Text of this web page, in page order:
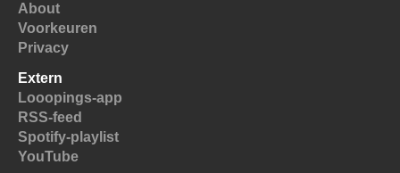
About
Voorkeuren
Privacy
Extern
Looopings-app
RSS-feed
Spotify-playlist
YouTube